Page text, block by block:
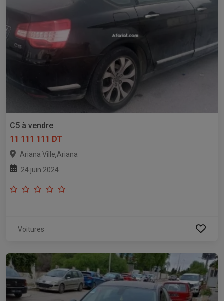
C5 à vendre
11 111 111 DT
Ariana Ville,Ariana
24 juin 2024
Voitures